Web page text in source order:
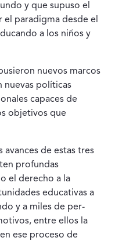
y que supuso el
paradigma desde el
a los niños y
nuevos marcos
nuevas políticas
capaces de
objeti­vos que
avances de estas tres
profundas
el derecho a la
educativas a
y a miles de per­
entre ellos la
ese proceso de